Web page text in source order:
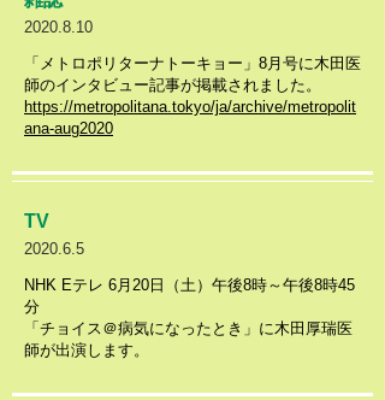
2020.8.10
​「メトロポリターナトーキョー」8月号に木田医
師のインタビュー記事が掲載されました。
https://metropolitana.tokyo/ja/archive/metropolit
ana-aug2020
TV
2020.6.5
NHK Eテレ 6月20日（土）午後8時～午後8時45
分
​「チョイス＠病気になったとき」に木田厚瑞医
師が出演します。